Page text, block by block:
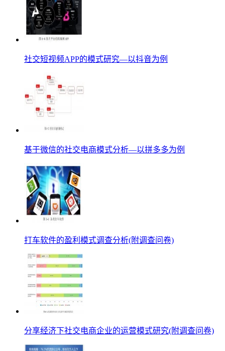
社交短视频APP的模式研究—以抖音为例
基于微信的社交电商模式分析—以拼多多为例
打车软件的盈利模式调查分析(附调查问卷)
分享经济下社交电商企业的运营模式研究(附调查问卷)